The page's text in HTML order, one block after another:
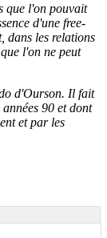
que l'on pouvait
d'une free-
dans les relations
l'on ne peut
d'Ourson. Il fait
90 et dont
et par les